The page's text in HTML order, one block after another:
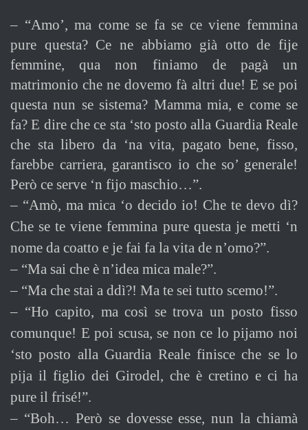
– “Amo’, ma come se fa se ce viene femmina
pure questa? Ce ne abbiamo già otto de fije
femmine, qua non finiamo de pagà un
matrimonio che ne dovemo fà altri due! E se poi
questa nun se sistema? Mamma mia, e come se
fa? E dire che ce sta ‘sto posto alla Guardia Reale
che sta libero da ‘na vita, pagato bene, fisso,
farebbe carriera, garantisco io che so’ generale!
Però ce serve ‘n fijo maschio…”.
– “Amò, ma mica ‘o decido io! Che te devo dì?
Che se te viene femmina pure questa je metti ‘n
nome da coatto e je fai fa la vita de n’omo?”.
– “Ma sai che è n’idea mica male?”.
– “Ma che stai a ddì?! Ma te sei tutto scemo!”.
– “Ho capito, ma così se trova un posto fisso
comunque! E poi scusa, se non ce lo pijamo noi
‘sto posto alla Guardia Reale finisce che se lo
pija il figlio dei Girodel, che è cretino e ci ha
pure il frisé!”.
– “Boh… Però se dovesse esse, nun la chiamà